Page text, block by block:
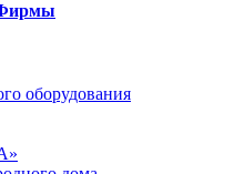
оборудования